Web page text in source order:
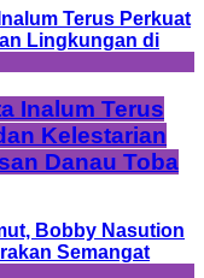
Inalum Terus
Kelestarian
Danau Toba